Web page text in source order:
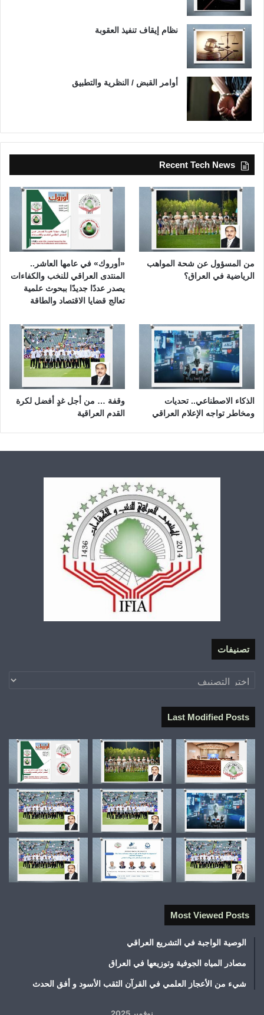
نظام إيقاف تنفيذ العقوبة
أوامر القبض / النظرية والتطبيق
Recent Tech News
من المسؤول عن شحة المواهب
الرياضية في العراق؟
«أوروك» في عامها العاشر..
المنتدى العراقي للنخب والكفاءات
يصدر عددًا جديدًا ببحوث علمية
تعالج قضايا الاقتصاد والطاقة
الذكاء الاصطناعي.. تحديات
ومخاطر تواجه الإعلام العراقي
وقفة … من أجل غدٍ أفضل لكرة
القدم العراقية
تصنيفات
تصنيفات
Last Modified Posts
Most Viewed Posts
الوصية الواجبة في التشريع العراقي
مصادر المياه الجوفية وتوزيعها في العراق
شيء من الأعجاز العلمي في القرآن الثقب الأسود و أفق الحدث